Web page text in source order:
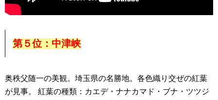
第５位：中津峡
奥秩父随一の美観。埼玉県の名勝地。各色織り交ぜの紅葉
が見事。 紅葉の種類：カエデ・ナナカマド・ブナ・ツツジ